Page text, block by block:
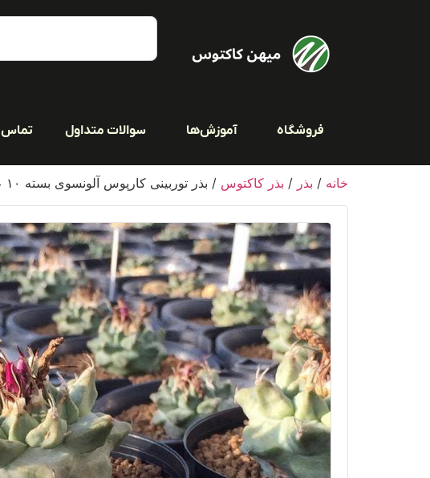
فروشگاه آموزش‌ها سوالات متداول تماس
خانه / بذر / بذر کاکتوس / بذر توربینی کارپوس آلونسوی بسته ۱۰ عددی